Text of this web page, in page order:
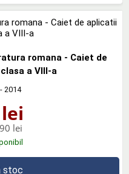
romana - Caiet de
a VIII-a
- 2014
lei
lei
stoc